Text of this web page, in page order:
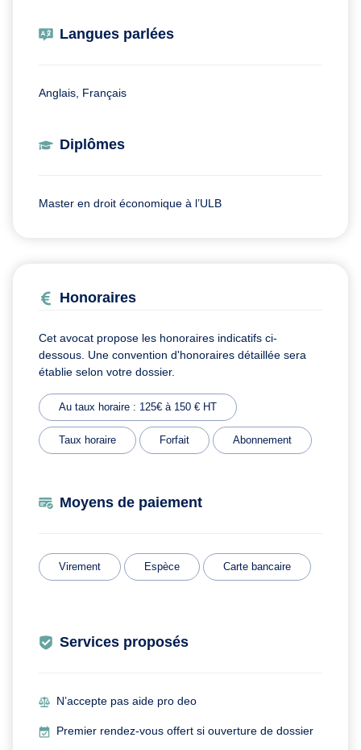
Langues parlées
Anglais, Français
Diplômes
Master en droit économique à l’ULB
Honoraires
Cet avocat propose les honoraires indicatifs ci-
dessous. Une convention d'honoraires détaillée sera
établie selon votre dossier.
Au taux horaire : 125€ à 150 € HT
Taux horaire Forfait Abonnement
Moyens de paiement
Virement Espèce Carte bancaire
Services proposés
N’accepte pas aide pro deo
Premier rendez-vous offert si ouverture de dossier